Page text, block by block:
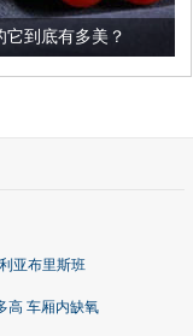
亚布里斯班
高 车厢内缺氧